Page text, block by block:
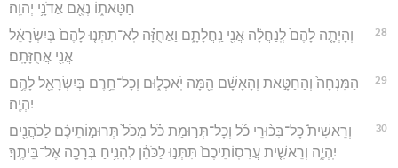
חַטָּאת֑וֹ נְאֻ֖ם אֲדֹנָ֥י יְהוִֽה׃
28
וְהָיְתָ֤ה לָהֶם֙ לְֽנַחֲלָ֔ה אֲנִ֖י נַֽחֲלָתָ֑ם וַאֲחֻזָּ֗ה לֹֽא־תִתְּנ֤וּ לָהֶם֙ בְּיִשְׂרָאֵ֔ל
אֲנִ֖י אֲחֻזָּתָֽם׃
29
הַמִּנְחָה֙ וְהַחַטָּ֣את וְהָאָשָׁ֔ם הֵ֖מָּה יֹֽאכְל֑וּם וְכָל־חֵ֥רֶם בְּיִשְׂרָאֵ֖ל לָהֶ֥ם
יִהְיֶֽה׃
30
וְרֵאשִׁית֩ כָּל־בִּכּ֨וּרֵי כֹ֜ל וְכָל־תְּר֣וּמַת כֹּ֗ל מִכֹּל֙ תְּרוּמ֣וֹתֵיכֶ֔ם לַכֹּהֲנִ֖ים
יִֽהְיֶ֑ה וְרֵאשִׁ֤ית עֲרִסֽוֹתֵיכֶם֙ תִּתְּנ֣וּ לַכֹּהֵ֔ן לְהָנִ֥יחַ בְּרָכָ֖ה אֶל־בֵּיתֶֽךָ׃